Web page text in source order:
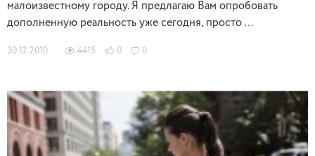
малоизвестному городу. Я предлагаю Вам опробовать
дополненную реальность уже сегодня, просто …
30.12.2010 4415 0 0